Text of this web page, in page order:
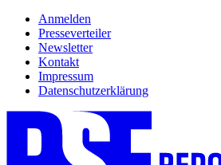
Anmelden
Presseverteiler
Newsletter
Kontakt
Impressum
Datenschutzerklärung